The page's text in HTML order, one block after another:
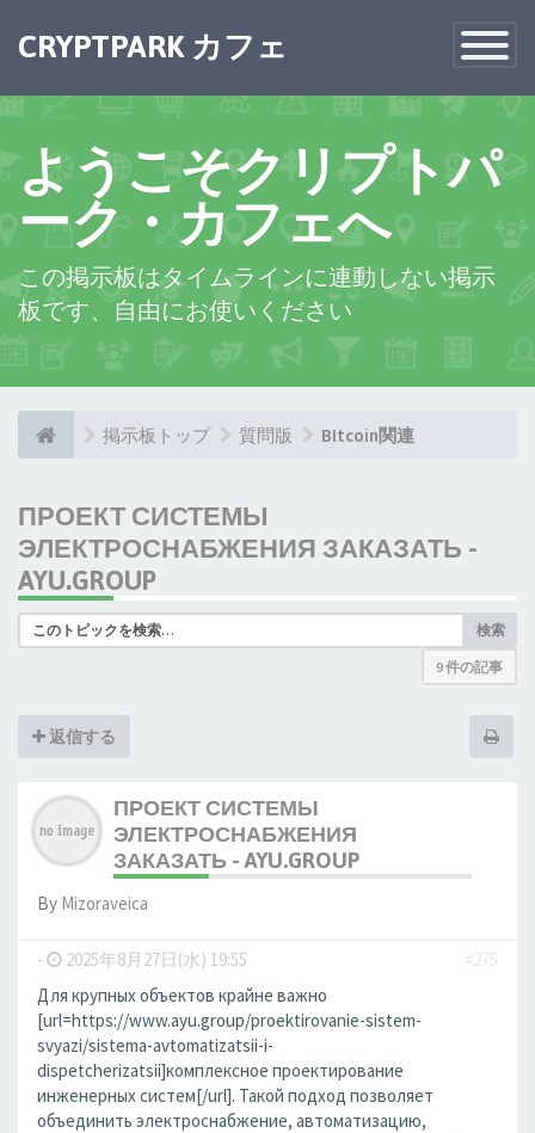
Toggle
CRYPTPARK カフェ
ようこそクリプトパ
ーク・カフェへ
この掲示板はタイムラインに連動しない掲示
板です、自由にお使いください
掲示板トップ 質問版 BItcoin関連
ПРОЕКТ СИСТЕМЫ
ЭЛЕКТРОСНАБЖЕНИЯ ЗАКАЗАТЬ -
AYU.GROUP
検索
9 件の記事
返信する
ПРОЕКТ СИСТЕМЫ
ЭЛЕКТРОСНАБЖЕНИЯ
ЗАКАЗАТЬ - AYU.GROUP
By Mizoraveica
- 2025年8月27日(水) 19:55
#275
Для крупных объектов крайне важно
[url=https://www.ayu.group/proektirovanie-sistem-
svyazi/sistema-avtomatizatsii-i-
dispetcherizatsii]комплексное проектирование
инженерных систем[/url]. Такой подход позволяет
объединить электроснабжение, автоматизацию,